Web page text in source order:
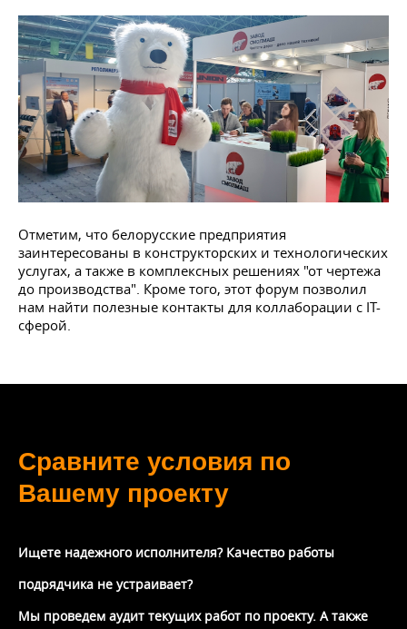
Отметим, что белорусские предприятия
заинтересованы в конструкторских и технологических
услугах, а также в комплексных решениях "от чертежа
до производства". Кроме того, этот форум позволил
нам найти полезные контакты для коллаборации с IT-
сферой.
Сравните условия по
Вашему проекту
Ищете надежного исполнителя? Качество работы
подрядчика не устраивает?
Мы проведем аудит текущих работ по проекту. А также